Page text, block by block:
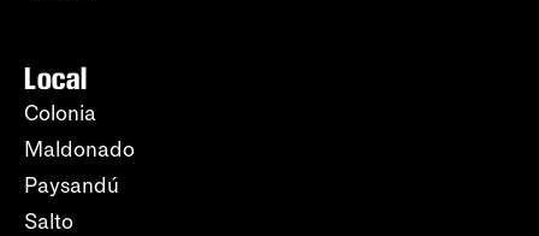
Local
Colonia
Maldonado
Paysandú
Salto